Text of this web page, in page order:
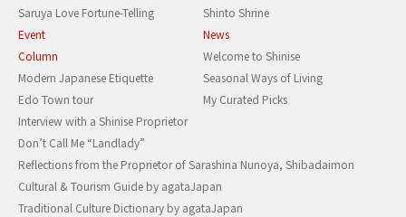
Saruya Love Fortune-Telling
Shinto Shrine
Event
News
Column
Welcome to Shinise
Modern Japanese Etiquette
Seasonal Ways of Living
Edo Town tour
My Curated Picks
Interview with a Shinise Proprietor
Don’t Call Me “Landlady”
Reflections from the Proprietor of Sarashina Nunoya, Shibadaimon
Cultural & Tourism Guide by agataJapan
Traditional Culture Dictionary by agataJapan